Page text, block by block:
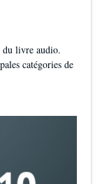
du livre audio.
catégories de